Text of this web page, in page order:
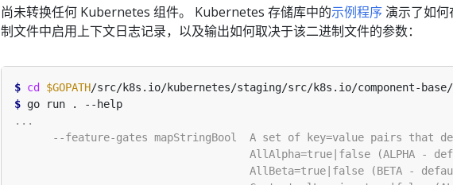
尚未转换任何 Kubernetes 组件。 Kubernetes 存储库中的示例程序演示了如
制文件中启用上下文日志记录，以及输出如何取决于该二进制文件的参数：
$ cd $GOPATH
$